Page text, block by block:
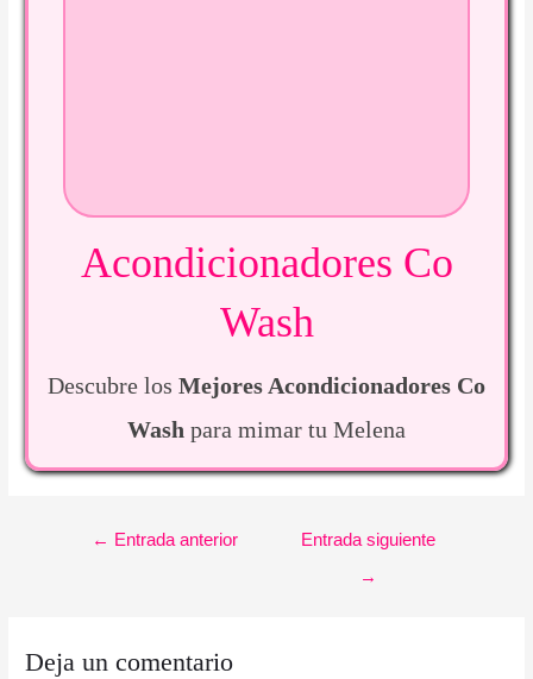
Acondicionadores Co
Wash
Descubre los Mejores Acondicionadores Co
Wash para mimar tu Melena
Navegación
← Entrada anterior
Entrada siguiente
→
Deja un comentario